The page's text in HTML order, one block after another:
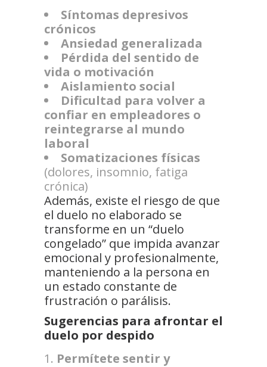
Síntomas depresivos
crónicos
Ansiedad generalizada
Pérdida del sentido de
vida o motivación
Aislamiento social
Dificultad para volver a
confiar en empleadores o
reintegrarse al mundo
laboral
Somatizaciones físicas
(dolores, insomnio, fatiga
crónica)
Además, existe el riesgo de que
el duelo no elaborado se
transforme en un “duelo
congelado” que impida avanzar
emocional y profesionalmente,
manteniendo a la persona en
un estado constante de
frustración o parálisis.
Sugerencias para afrontar el
duelo por despido
Permítete sentir y